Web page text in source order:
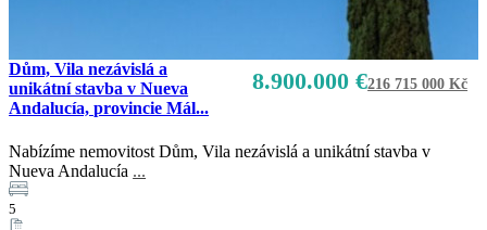
8.900.000 €216 715 000 Kč
Dům, Vila nezávislá a
unikátní stavba v Nueva
Andalucía, provincie Mál...
Nabízíme nemovitost Dům, Vila nezávislá a unikátní stavba v
Nueva Andalucía ...
5